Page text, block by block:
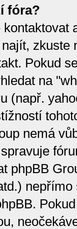
fóra?
kontaktovat
zkuste
Pokud
na
(např.
nemá
phpBB